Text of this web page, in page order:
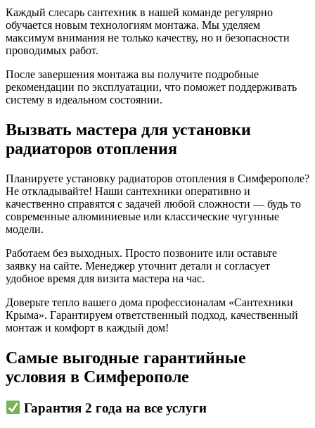
Каждый слесарь сантехник в нашей команде регулярно
обучается новым технологиям монтажа. Мы уделяем
максимум внимания не только качеству, но и безопасности
проводимых работ.
После завершения монтажа вы получите подробные
рекомендации по эксплуатации, что поможет поддерживать
систему в идеальном состоянии.
Вызвать мастера для установки
радиаторов отопления
Планируете установку радиаторов отопления в Симферополе?
Не откладывайте! Наши сантехники оперативно и
качественно справятся с задачей любой сложности — будь то
современные алюминиевые или классические чугунные
модели.
Работаем без выходных. Просто позвоните или оставьте
заявку на сайте. Менеджер уточнит детали и согласует
удобное время для визита мастера на час.
Доверьте тепло вашего дома профессионалам «Сантехники
Крыма». Гарантируем ответственный подход, качественный
монтаж и комфорт в каждый дом!
Самые выгодные гарантийные
условия в Симферополе
Гарантия2 года на все услуги